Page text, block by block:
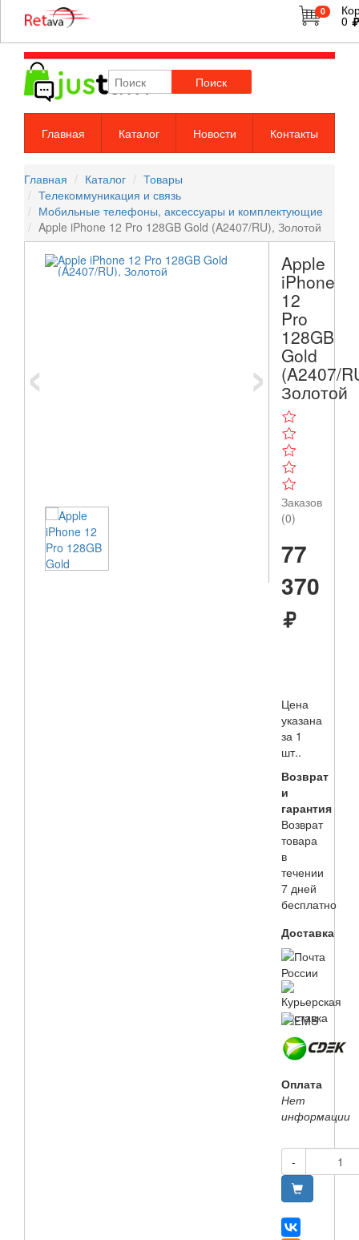
Поиск
Главная Каталог Новости Контакты
Главная Каталог
Товары
Телекоммуникация и связь
Мобильные телефоны, аксессуары и комплектующие
Apple iPhone 12 Pro 128GB Gold (A2407/RU), Золотой
‹ ›
Apple
iPhone
12
Pro
128GB
Gold
(A2407/
Золотой
Заказов
(0)
77
370
Цена
указана
за 1
шт..
Возврат
и
гарантия
Возврат
товара
в
течении
7 дней
бесплатно
Доставка
Оплата
Нет
информации
-
0
0